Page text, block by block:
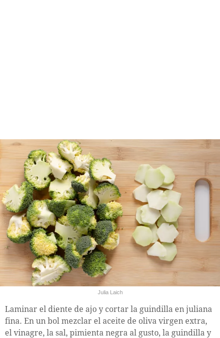
Julia Laich
Laminar el diente de ajo y cortar la guindilla en juliana
fina. En un bol mezclar el aceite de oliva virgen extra,
el vinagre, la sal, pimienta negra al gusto, la guindilla y